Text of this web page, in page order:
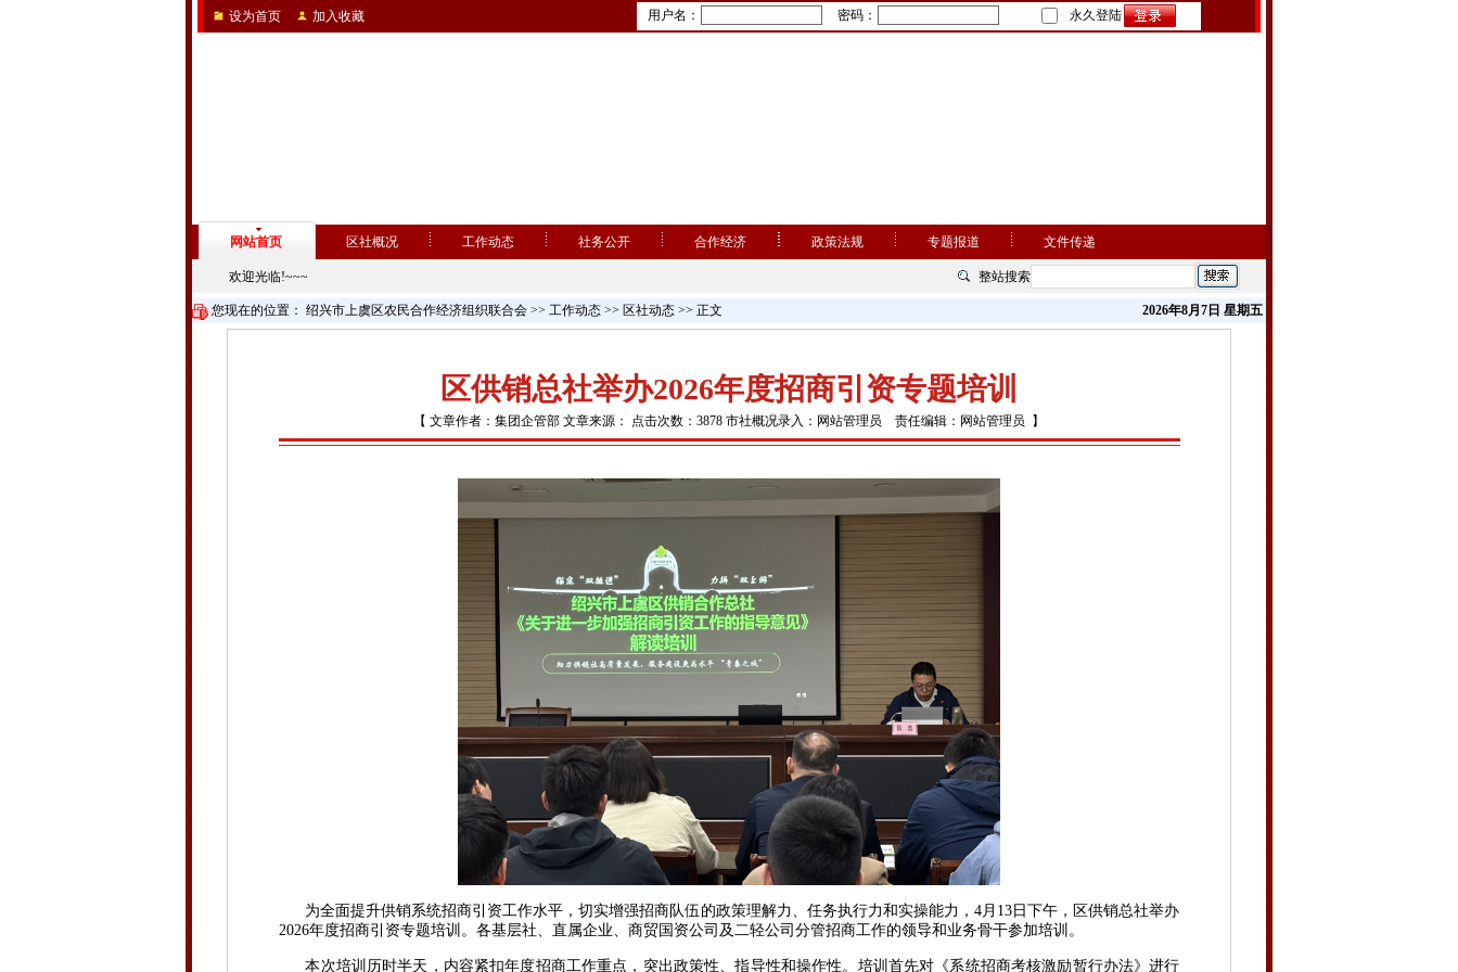
设为首页 加入收藏 用户名： 密码： 永久登陆
网站首页 区社概况 工作动态 社务公开 合作经济 政策法规 专题报道 文件传递
欢迎光临!~~~ 整站搜索
您现在的位置： 绍兴市上虞区农民合作经济组织联合会 >> 工作动态 >> 区社动态 >> 正文 2026年8月7日 星期五
区供销总社举办2026年度招商引资专题培训
【 文章作者：集团企管部 文章来源： 点击次数：3878 市社概况录入：网站管理员 责任编辑：网站管理员 】
为全面提升供销系统招商引资工作水平，切实增强招商队伍的政策理解力、任务执行力和实操能力，4月13日下午，区供销总社举办
2026年度招商引资专题培训。各基层社、直属企业、商贸国资公司及二轻公司分管招商工作的领导和业务骨干参加培训。
本次培训历时半天，内容紧扣年度招商工作重点，突出政策性、指导性和操作性。培训首先对《系统招商考核激励暂行办法》进行